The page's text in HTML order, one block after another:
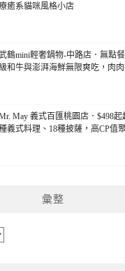
癒系貓咪風格小店
鶴mini輕奢鍋物-中路店．無點
和牛與澎湃海鮮無限爽吃，肉肉
May 義式百匯桃園店．$498起
義式料理、18種披薩，高CP值
彙整